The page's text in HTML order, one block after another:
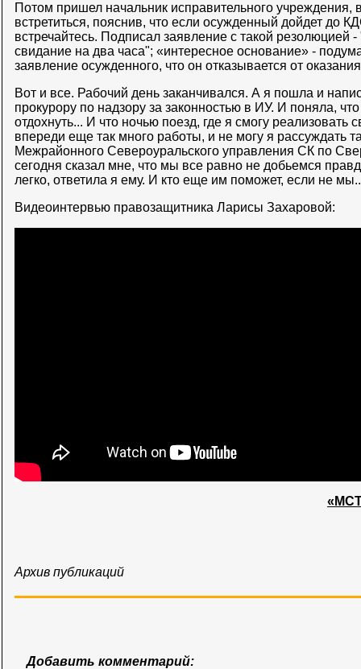
Потом пришел начальник исправительного учреждения,
встретиться, пояснив, что если осужденный дойдет до
встречайтесь. Подписал заявление с такой резолюцией
свидание на два часа"; «интересное основание» -
заявление осужденного, что он отказывается от
Вот и все. Рабочий день заканчивался. А я пошла и
прокурору по надзору за законностью в ИУ. И поняла,
отдохнуть... И что ночью поезд, где я смогу реализовать
впереди еще так много работы, и не могу я рассуждать
Межрайонного Североуральского управления СК по
сегодня сказал мне, что мы все равно не добьемся
легко, ответила я ему. И кто еще им поможет, если не
Видеоинтервью правозащитника Ларисы Захаровой:
Архив публикаций
Добавить комментарий: